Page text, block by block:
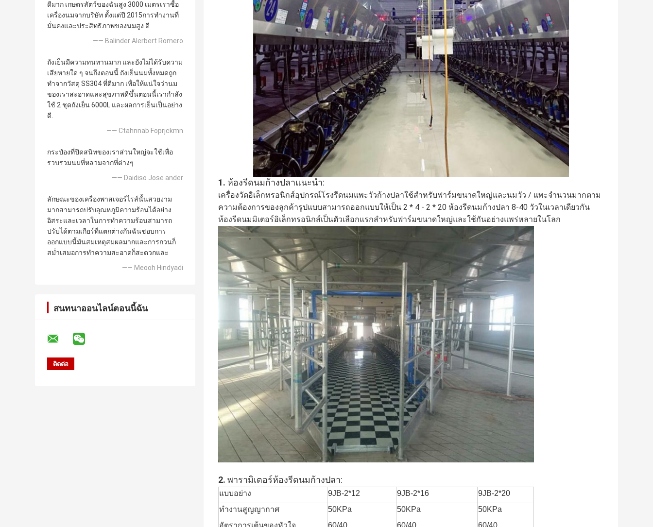
ดีมาก เกษตรสัตว์ของฉันสูง 3000 เมตรเราซื้อ
เครื่องนมจากบริษัท ตั้งแต่ปี 2015การทํางานที่
มั่นคงและประสิทธิภาพของนมสูง ดี
—— Balinder Alerbert Romero
ถังเย็นมีความทนทานมาก และยังไม่ได้รับความ
เสียหายใด ๆ จนถึงตอนนี้ ถังเย็นนมทั้งหมดถูก
ทําจากวัสดุ SS304 ที่ดีมาก เพื่อให้แน่ใจว่านม
ของเราสะอาดและสุขภาพดีขึ้นตอนนี้เรากําลัง
ใช้ 2 ชุดถังเย็น 6000L และผลการเย็นเป็นอย่าง
ดี.
—— Ctahnnab Foprjckmn
กระป๋องที่ปิดสนิทของเราส่วนใหญ่จะใช้เพื่อ
รวบรวมนมที่หลวมจากที่ต่างๆ
—— Daidiso Jose ander
ลักษณะของเครื่องพาสเจอร์ไรส์นั้นสวยงาม
มากสามารถปรับอุณหภูมิความร้อนได้อย่าง
อิสระและเวลาในการทำความร้อนสามารถ
ปรับได้ตามเกียร์ที่แตกต่างกันฉันชอบการ
ออกแบบนี้มันสมเหตุสมผลมากและการกวนก็
สม่ำเสมอการทำความสะอาดก็สะดวกและ
—— Meooh Hindyadi
สนทนาออนไลน์ตอนนี้ฉัน
1. ห้องรีดนมก้างปลาแนะนำ:
เครื่องวัดอิเล็กทรอนิกส์อุปกรณ์โรงรีดนมแพะวัวก้างปลาใช้สำหรับฟาร์มขนาดใหญ่และนมวัว / แพะจำนวนมากตาม
ความต้องการของลูกค้ารูปแบบสามารถออกแบบให้เป็น 2 * 4 - 2 * 20 ห้องรีดนมก้างปลา 8-40 วัวในเวลาเดียวกัน
ห้องรีดนมมิเตอร์อิเล็กทรอนิกส์เป็นตัวเลือกแรกสำหรับฟาร์มขนาดใหญ่และใช้กันอย่างแพร่หลายในโลก
2. พารามิเตอร์ห้องรีดนมก้างปลา:
แบบอย่าง 9JB-2*12 9JB-2*16
9JB-2*20
ทำงานสูญญากาศ
50KPa 50KPa
50KPa